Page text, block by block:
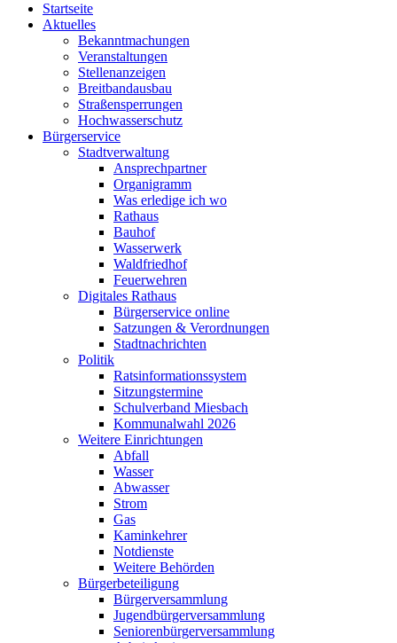
Startseite
Aktuelles
Bekanntmachungen
Veranstaltungen
Stellenanzeigen
Breitbandausbau
Straßensperrungen
Hochwasserschutz
Bürgerservice
Stadtverwaltung
Ansprechpartner
Organigramm
Was erledige ich wo
Rathaus
Bauhof
Wasserwerk
Waldfriedhof
Feuerwehren
Digitales Rathaus
Bürgerservice online
Satzungen & Verordnungen
Stadtnachrichten
Politik
Ratsinformationssystem
Sitzungstermine
Schulverband Miesbach
Kommunalwahl 2026
Weitere Einrichtungen
Abfall
Wasser
Abwasser
Strom
Gas
Kaminkehrer
Notdienste
Weitere Behörden
Bürgerbeteiligung
Bürgerversammlung
Jugendbürgerversammlung
Seniorenbürgerversammlung